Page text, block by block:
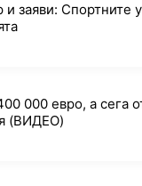
заяви: Спортните
000 евро, а сега
(ВИДЕО)